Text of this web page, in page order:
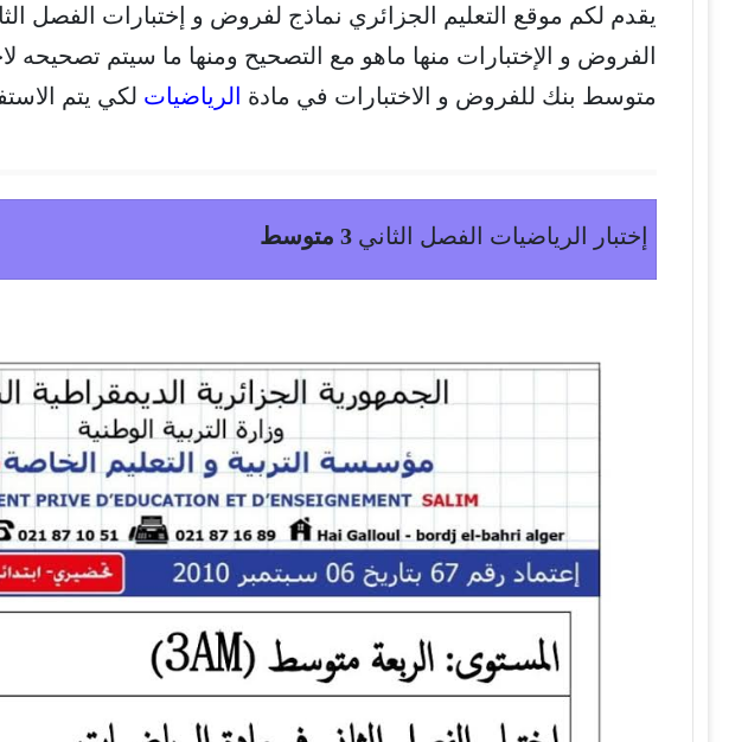
يقدم لكم موقع التعليم الجزائري نماذج لفروض و إختبارات الفصل
الفروض و الإختبارات منها ماهو مع التصحيح ومنها ما سيتم تصحيحه
متوسط بنك للفروض و الاختبارات في مادة الرياضيات لكي يتم
إختبار الرياضيات الفصل الثاني 3 متوسط